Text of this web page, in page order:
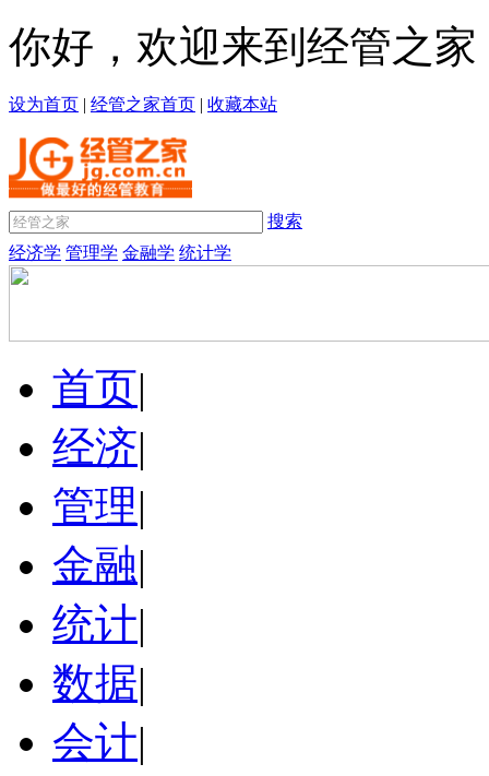
你好，欢迎来到经管之家
设为首页 | 经管之家首页 | 收藏本站
搜索
经济学 管理学 金融学 统计学
首页|
经济|
管理|
金融|
统计|
数据|
会计|